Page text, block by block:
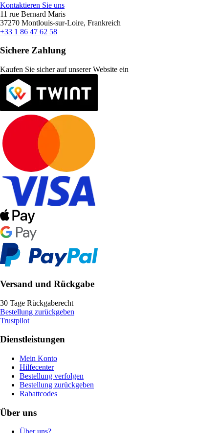
Kontaktieren Sie uns
11 rue Bernard Maris
37270 Montlouis-sur-Loire, Frankreich
+33 1 86 47 62 58
Sichere Zahlung
Kaufen Sie sicher auf unserer Website ein
Versand und Rückgabe
30 Tage Rückgaberecht
Bestellung zurückgeben
Trustpilot
Dienstleistungen
Mein Konto
Hilfecenter
Bestellung verfolgen
Bestellung zurückgeben
Rabattcodes
Über uns